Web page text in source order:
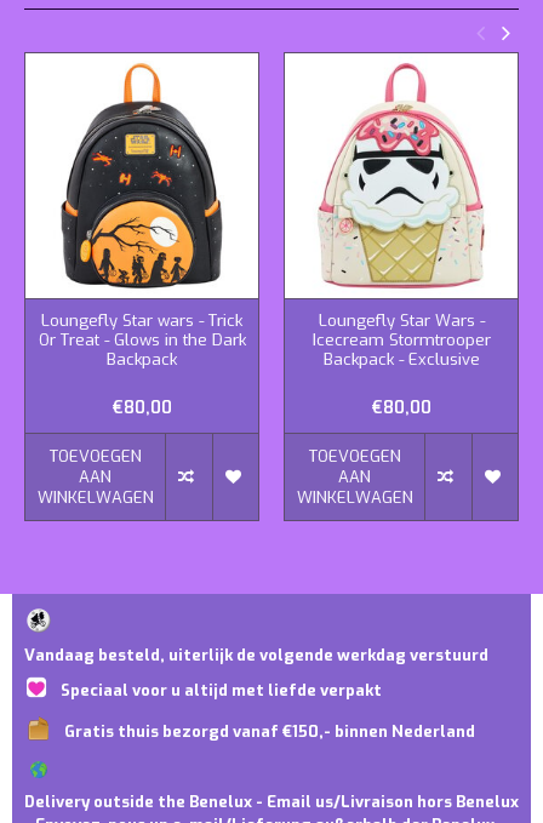
Loungefly Star wars - Trick
Or Treat - Glows in the Dark
Backpack
€80,00
TOEVOEGEN
AAN
WINKELWAGEN
Loungefly Star Wars -
Icecream Stormtrooper
Backpack - Exclusive
€80,00
TOEVOEGEN
AAN
WINKELWAGEN
Vandaag besteld, uiterlijk de volgende werkdag verstuurd
Speciaal voor u altijd met liefde verpakt
Gratis thuis bezorgd vanaf €150,- binnen Nederland
Delivery outside the Benelux - Email us/Livraison hors Benelux